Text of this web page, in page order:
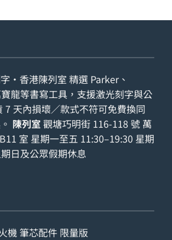
・香港陳列室 精選 Parker、
龍等書寫工具，支援激光刻字與公
7 天內損壞／款式不符可免費換同
。 陳列室 觀塘巧明街 116-118 號 萬
室 星期一至五 11:30–19:30 星期
日及公眾假期休息
火機筆芯配件 限量版